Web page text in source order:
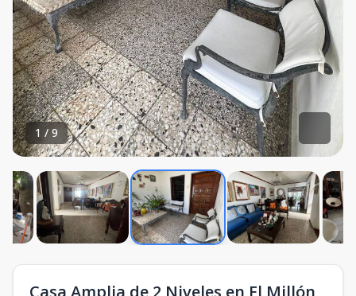
1 / 9
Casa Amplia de 2 Niveles en El Millón